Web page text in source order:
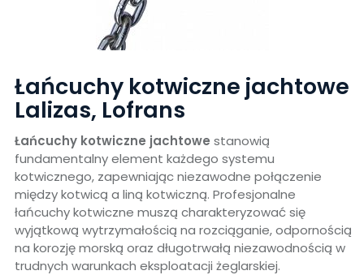
Łańcuchy kotwiczne jachtowe
Lalizas, Lofrans
Łańcuchy kotwiczne jachtowe stanowią
fundamentalny element każdego systemu
kotwicznego, zapewniając niezawodne połączenie
między kotwicą a liną kotwiczną. Profesjonalne
łańcuchy kotwiczne muszą charakteryzować się
wyjątkową wytrzymałością na rozciąganie, odpornością
na korozję morską oraz długotrwałą niezawodnością w
trudnych warunkach eksploatacji żeglarskiej.